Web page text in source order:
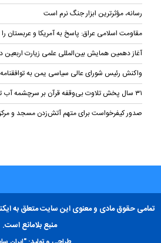
رسانه، مؤثرترین ابزار جنگ نرم است
مقاومت اسلامی عراق: پاسخ به آمریکا و عربستان را
آغاز دهمین همایش بین‌المللی علمی زیارت
واکنش رئیس شورای عالی سیاسی یمن به توافقنامه
۳۱ سال پخش تلاوت بی‌وقفه قرآن بر سرچشمه آب ترکیه + فیلم
صدور کیفرخواست برای متهم آتش‌زدن مسجد و مرکز
تمامی حقوق مادی و معنوی این سایت متعلق به
منبع بلامانع است.